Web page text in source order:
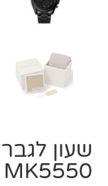
שעון
MK5550